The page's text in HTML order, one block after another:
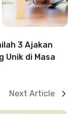
3 Ajakan
Unik di Masa
Next Article